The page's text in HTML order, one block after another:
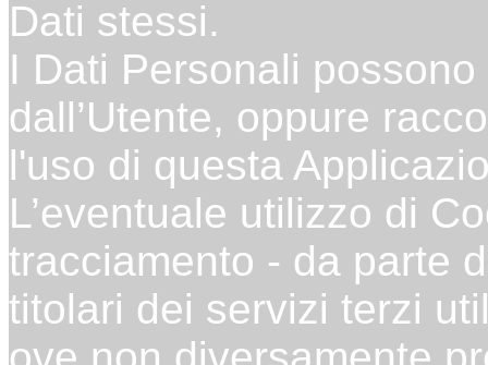
Dati stessi.
I Dati Personali
dall’Utente, oppure
l'uso di questa
L’eventuale utilizzo di
tracciamento - da parte
titolari dei servizi terzi